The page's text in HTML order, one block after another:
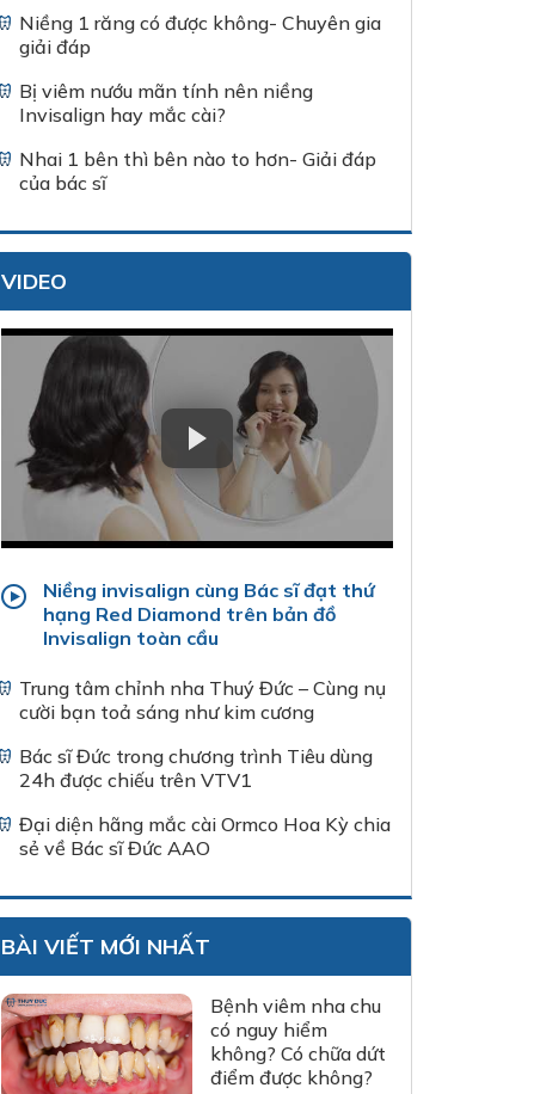
Niềng 1 răng có được không- Chuyên gia
giải đáp
Bị viêm nướu mãn tính nên niềng
Invisalign hay mắc cài?
Nhai 1 bên thì bên nào to hơn- Giải đáp
của bác sĩ
VIDEO
Niềng invisalign cùng Bác sĩ đạt thứ
hạng Red Diamond trên bản đồ
Invisalign toàn cầu
Trung tâm chỉnh nha Thuý Đức – Cùng nụ
cười bạn toả sáng như kim cương
Bác sĩ Đức trong chương trình Tiêu dùng
24h được chiếu trên VTV1
Đại diện hãng mắc cài Ormco Hoa Kỳ chia
sẻ về Bác sĩ Đức AAO
BÀI VIẾT MỚI NHẤT
Bệnh viêm nha chu
có nguy hiểm
không? Có chữa dứt
điểm được không?